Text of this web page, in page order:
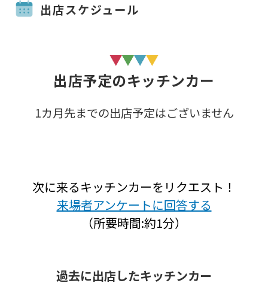
出店スケジュール
出店予定のキッチンカー
1カ月先までの出店予定はございません
次に来るキッチンカーをリクエスト！
来場者アンケートに回答する
（所要時間:約1分）
過去に出店したキッチンカー